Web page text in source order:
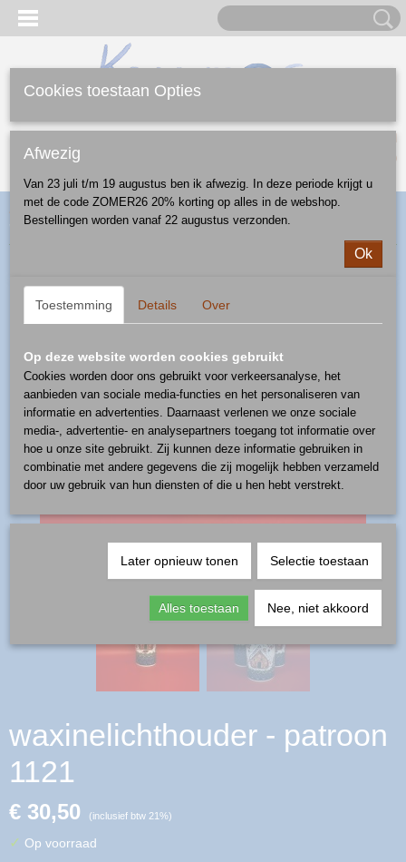
(0)
Home >Webshop>Feestdagen>Kerst>overige>
waxinelichthouder - patroon 1121
waxinelichthouder - patroon
1121
€ 30,50 (inclusief btw 21%)
✓ Op voorraad
Cookies toestaan Opties
Afwezig
Van 23 juli t/m 19 augustus ben ik afwezig. In deze periode krijgt u
met de code ZOMER26 20% korting op alles in de webshop.
Bestellingen worden vanaf 22 augustus verzonden.
Ok
Toestemming Details Over
Op deze website worden cookies gebruikt
Cookies worden door ons gebruikt voor verkeersanalyse, het
aanbieden van sociale media-functies en het personaliseren van
informatie en advertenties. Daarnaast verlenen we onze sociale
media-, advertentie- en analysepartners toegang tot informatie over
hoe u onze site gebruikt. Zij kunnen deze informatie gebruiken in
combinatie met andere gegevens die zij mogelijk hebben verzameld
door uw gebruik van hun diensten of die u hen hebt verstrekt.
Later opnieuw tonen Selectie toestaan
Alles toestaan Nee, niet akkoord